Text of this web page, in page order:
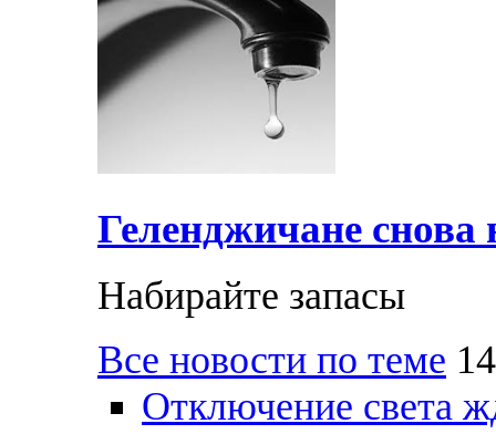
Геленджичане снова
Набирайте запасы
Все новости по теме
Отключение света